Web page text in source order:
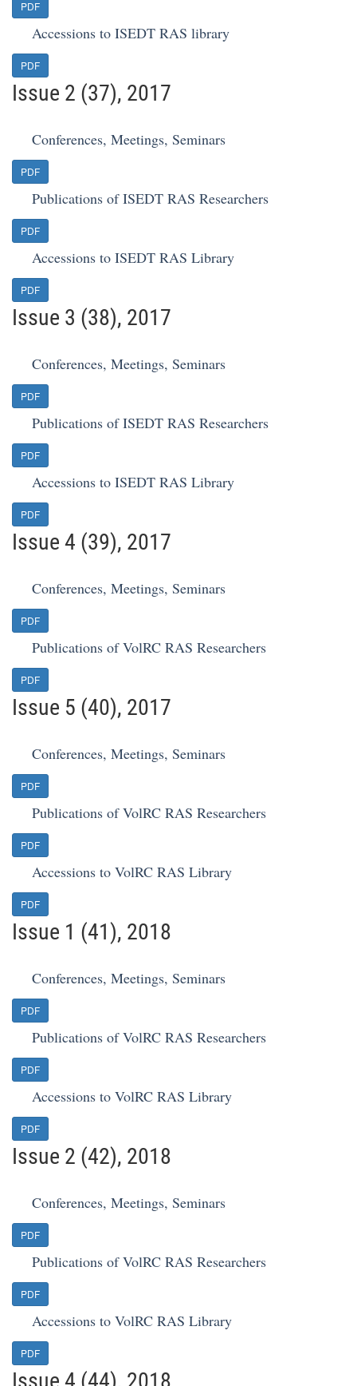
PDF
Accessions to ISEDT RAS library
PDF
Issue 2 (37), 2017
Conferences, Meetings, Seminars
PDF
Publications of ISEDT RAS Researchers
PDF
Accessions to ISEDT RAS Library
PDF
Issue 3 (38), 2017
Conferences, Meetings, Seminars
PDF
Publications of ISEDT RAS Researchers
PDF
Accessions to ISEDT RAS Library
PDF
Issue 4 (39), 2017
Conferences, Meetings, Seminars
PDF
Publications of VolRC RAS Researchers
PDF
Issue 5 (40), 2017
Conferences, Meetings, Seminars
PDF
Publications of VolRC RAS Researchers
PDF
Accessions to VolRC RAS Library
PDF
Issue 1 (41), 2018
Conferences, Meetings, Seminars
PDF
Publications of VolRC RAS Researchers
PDF
Accessions to VolRC RAS Library
PDF
Issue 2 (42), 2018
Conferences, Meetings, Seminars
PDF
Publications of VolRC RAS Researchers
PDF
Accessions to VolRC RAS Library
PDF